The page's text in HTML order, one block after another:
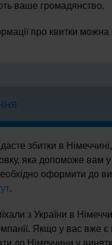
ваше громадянство.
про квитки можна
збитки в
яка допоможе вам
оформити до
.
з України в
Якщо у вас вже
до Німеччини у